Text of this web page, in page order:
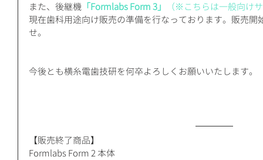
また、後継機 「Formlabs Form 3」
（※こちらは一般向け
現在歯科用途向け販売の準備を行なっております。販売
せ。
今後とも横糸電歯技研を何卒よろしくお願いいたします。
【販売終了商品】
Formlabs Form 2 本体